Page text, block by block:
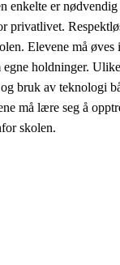
enkelte er
privatlivet.
Elevene må
holdninger. Ulike
bruk av teknologi
må lære seg å
skolen.